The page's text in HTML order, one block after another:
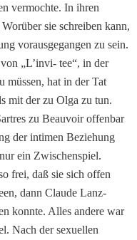
ver­mochte. In ihren
sie schreiben kann,
vorausgegangen zu sein.
„L’invi- tee“, in der
müs­sen, hat in der Tat
mit der zu Olga zu tun.
zu Beauvoir offenbar
der inti­men Beziehung
ein Zwischenspiel.
frei, daß sie sich offen
dann Claude Lanz-
konnte. Alles an­dere war
Nach der sexuellen